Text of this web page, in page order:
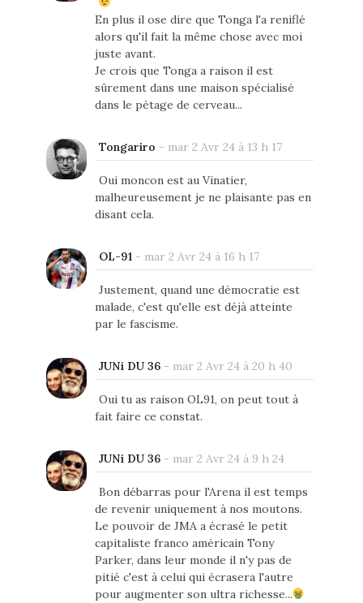
En plus il ose dire que Tonga l'a reniflé
alors qu'il fait la même chose avec moi
juste avant.
Je crois que Tonga a raison il est
sûrement dans une maison spécialisé
dans le pétage de cerveau...
Tongariro - mar 2 Avr 24 à 13 h 17
Oui moncon est au Vinatier,
malheureusement je ne plaisante pas en
disant cela.
OL-91- mar 2 Avr 24 à 16 h 17
Justement, quand une démocratie est
malade, c'est qu'elle est déjà atteinte
par le fascisme.
JUNi DU 36- mar 2 Avr 24 à 20 h 40
Oui tu as raison OL91, on peut tout à
fait faire ce constat.
JUNi DU 36- mar 2 Avr 24 à 9 h 24
Bon débarras pour l'Arena il est temps
de revenir uniquement à nos moutons.
Le pouvoir de JMA a écrasé le petit
capitaliste franco américain Tony
Parker, dans leur monde il n'y pas de
pitié c'est à celui qui écrasera l'autre
pour augmenter son ultra richesse...